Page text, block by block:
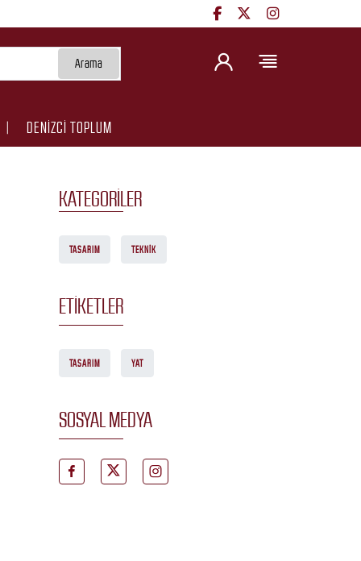
Arama
DENİZCİ TOPLUM
KATEGORILER
TASARIM TEKNIK
ETIKETLER
TASARIM YAT
SOSYAL MEDYA